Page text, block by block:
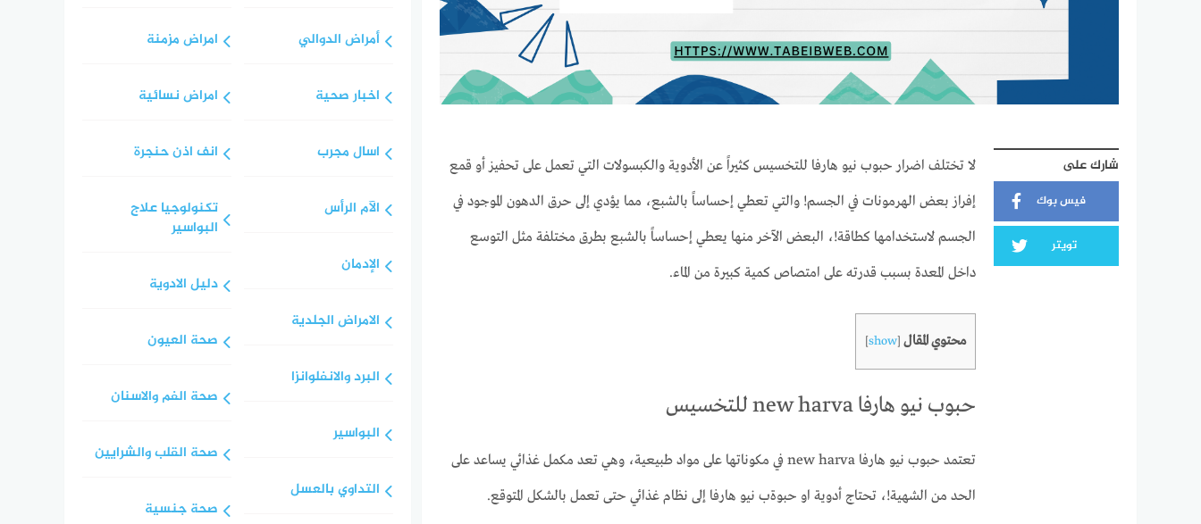
شارك على
فيس بوك
تويتر
لا تختلف اضرار حبوب نيو هارفا للتخسيس كثيراً عن الأدوية والكبسولات التي تعمل على تحفيز أو قمع
إفراز بعض الهرمونات في الجسم! والتي تعطي إحساساً بالشبع، مما يؤدي إلى حرق الدهون الموجود في
الجسم لاستخدامها كطاقة!، البعض الآخر منها يعطي إحساساً بالشبع بطرق مختلفة مثل التوسع
داخل المعدة بسبب قدرته على امتصاص كمية كبيرة من الماء.
محتوي المقال [
show
]
حبوب نيو هارفا new harva للتخسيس
تعتمد حبوب نيو هارفا new harva في مكوناتها على مواد طبيعية، وهي تعد مكمل غذائي يساعد على
الحد من الشهية!، تحتاج أدوية او حبوةب نيو هارفا إلى نظام غذائي حتى تعمل بالشكل المتوقع.
أمراض الدوالي
اخبار صحية
اسال مجرب
الآم الرأس
الإدمان
الامراض الجلدية
البرد والانفلوانزا
البواسير
التداوي بالعسل
امراض مزمنة
امراض نسائية
انف اذن حنجرة
تكنولوجيا علاج
البواسير
دليل الادوية
صحة العيون
صحة الفم والاسنان
صحة القلب والشرايين
صحة جنسية